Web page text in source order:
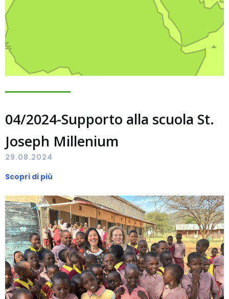
04/2024-Supporto alla scuola St.
Joseph Millenium
29.08.2024
Scopri di più